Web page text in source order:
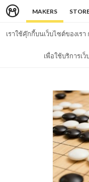
MAKERS
เราใช้คุ๊กกี้บนเว็บไซต์ของเร
เพื่อใช้บริการเ